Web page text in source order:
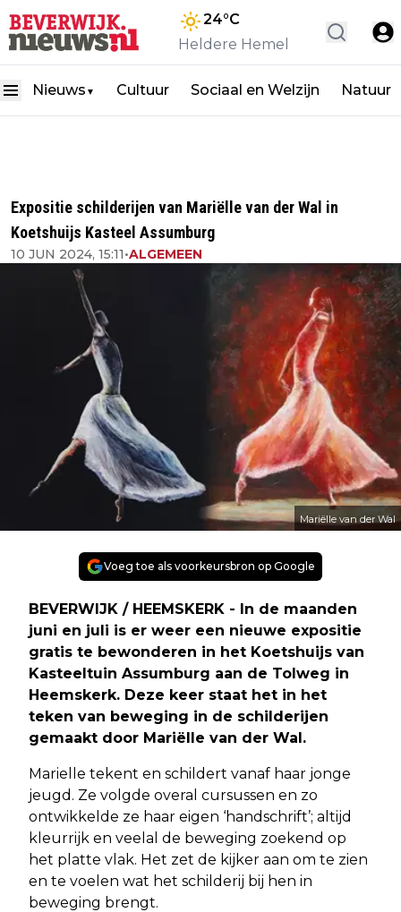
24°C
Heldere Hemel
Nieuws ▼ Cultuur Sociaal en Welzijn Natuur
Expositie schilderijen van Mariëlle van der Wal in
Koetshuijs Kasteel Assumburg
10 JUN 2024, 15:11•ALGEMEEN
Mariëlle van der Wal
Voeg toe als voorkeursbron op Google
BEVERWIJK / HEEMSKERK - In de maanden
juni en juli is er weer een nieuwe expositie
gratis te bewonderen in het Koetshuijs van
Kasteeltuin Assumburg aan de Tolweg in
Heemskerk. Deze keer staat het in het
teken van beweging in de schilderijen
gemaakt door Mariëlle van der Wal.
Marielle tekent en schildert vanaf haar jonge
jeugd. Ze volgde overal cursussen en zo
ontwikkelde ze haar eigen ‘handschrift’; altijd
kleurrijk en veelal de beweging zoekend op
het platte vlak. Het zet de kijker aan om te zien
en te voelen wat het schilderij bij hen in
beweging brengt.